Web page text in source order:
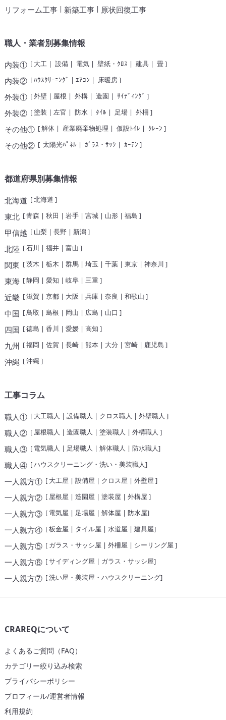
リフォーム工事| 新築工事| 原状回復工事
職人・業者別募集情報
内装①[ 大工| 設備| 電気| 壁紙・ｸﾛｽ | 建具| 畳]
内装②[ﾊｳｽｸﾘｰﾆﾝｸﾞ | ｴｱｺﾝ | 床暖房]
外装①[外壁| 屋根 | 外構| 造園 | ｻｲﾃﾞｨﾝｸﾞ ]
外装②[塗装 | 左官 | 防水| ﾀｲﾙ | 足場| 外柵 ]
その他①[解体| 産業廃棄物処理 | 仮設ﾄｲﾚ | ｸﾚｰﾝ ]
その他②[ 太陽光ﾊﾟﾈﾙ | ｶﾞﾗｽ・ｻｯｼ | ｶｰﾃﾝ ]
都道府県別募集情報
北海道 [北海道 ]
東北 [青森 | 秋田 | 岩手| 宮城| 山形| 福島 ]
甲信越 [ 山梨 | 長野| 新潟]
北陸 [石川 | 福井| 富山 ]
関東 [茨木 | 栃木 | 群馬| 埼玉 | 千葉| 東京| 神奈川 ]
東海[静岡 | 愛知 | 岐阜| 三重]
近畿[滋賀 | 京都| 大阪 | 兵庫| 奈良 | 和歌山 ]
中国 [鳥取 | 島根 | 岡山 | 広島 | 山口 ]
四国 [徳島 | 香川 | 愛媛| 高知 ]
九州 [福岡 | 佐賀 | 長崎| 熊本| 大分 | 宮崎| 鹿児島 ]
沖縄 [沖縄]
工事コラム
職人①[ 大工職人 | 設備職人 | クロス職人 | 外壁職人 ]
職人②[ 屋根職人 | 造園職人 | 塗装職人 | 外構職人 ]
職人③[ 電気職人 | 足場職人 | 解体職人 | 防水職人]
職人④[ハウスクリーニング・洗い・美装職人]
一人親方①[ 大工屋 | 設備屋 | クロス屋 | 外壁屋 ]
一人親方②[ 屋根屋 | 造園屋 | 塗装屋 | 外構屋 ]
一人親方③[ 電気屋 | 足場屋 | 解体屋 | 防水屋]
一人親方④[板金屋 | タイル屋 | 水道屋 | 建具屋]
一人親方⑤[ ガラス・サッシ屋 | 外柵屋 | シーリング屋 ]
一人親方⑥[サイディング屋 | ガラス・サッシ屋]
一人親方⑦[洗い屋・美装屋・ハウスクリーニング]
CRAREQについて
よくあるご質問（FAQ）
カテゴリー絞り込み検索
プライバシーポリシー
プロフィール/運営者情報
利用規約